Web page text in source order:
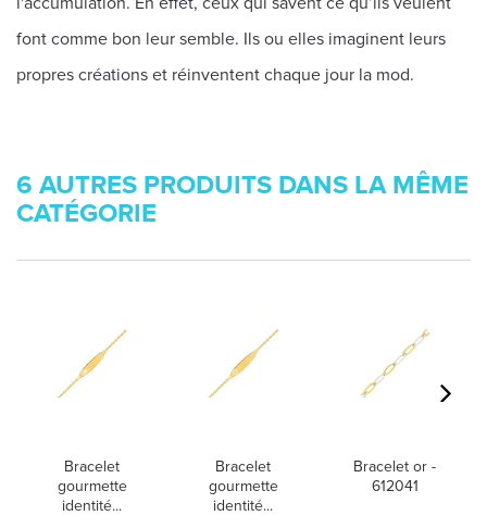
font comme bon leur semble. Ils ou elles imaginent leurs
propres créations et réinventent chaque jour la mod.
6 AUTRES PRODUITS DANS LA MÊME
CATÉGORIE
Bracelet
gourmette
identité...
Bracelet
gourmette
identité...
Bracelet or -
612041